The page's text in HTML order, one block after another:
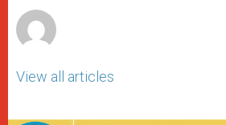
View all articles